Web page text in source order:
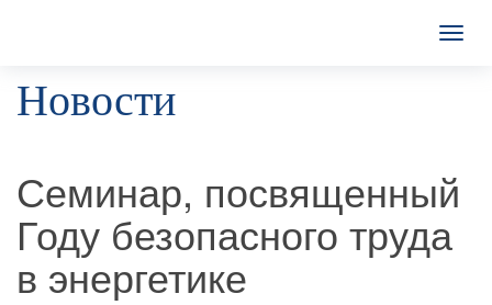
T
a
v
g
Новости
Семинар, посвященный
Году безопасного труда
в энергетике